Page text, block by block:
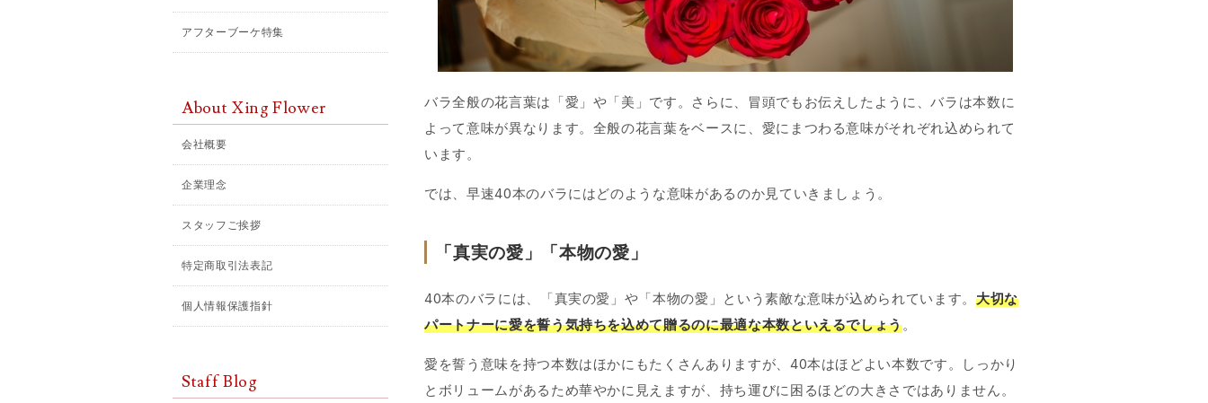
バラ全般の花言葉は「愛」や「美」です。さらに、冒頭でもお伝えしたように、バラは本数に
よって意味が異なります。全般の花言葉をベースに、愛にまつわる意味がそれぞれ込められて
います。
では、早速40本のバラにはどのような意味があるのか見ていきましょう。
「真実の愛」「本物の愛」
40本のバラには、「真実の愛」や「本物の愛」という素敵な意味が込められています。 大切な
パートナーに愛を誓う気持ちを込めて贈るのに最適な本数といえるでしょう。
愛を誓う意味を持つ本数はほかにもたくさんありますが、40本はほどよい本数です。しっかり
とボリュームがあるため華やかに見えますが、持ち運びに困るほどの大きさではありません。
アフターブーケ特集
About Xing Flower
会社概要
企業理念
スタッフご挨拶
特定商取引法表記
個人情報保護指針
Staff Blog